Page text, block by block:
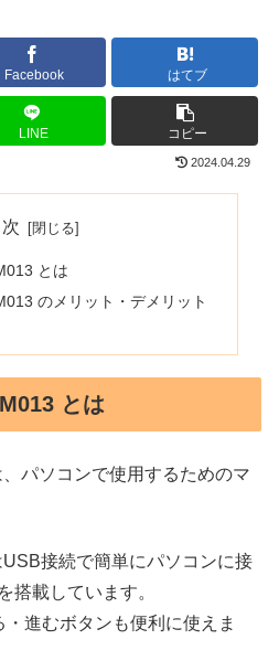
Facebook はてブ
LINE コピー
2024.04.29
次
とは
のメリット・デメリット
とは
パソコンで使用するためのマ
接続で簡単にパソコンに接
搭載しています。
進むボタンも便利に使えま